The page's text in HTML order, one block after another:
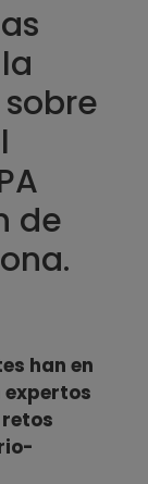
de
han en
expertos